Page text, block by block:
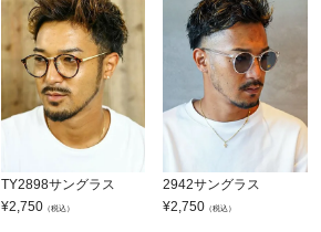
TY2898サングラス
¥2,750（税込）
2942サングラス
¥2,750 （税込）